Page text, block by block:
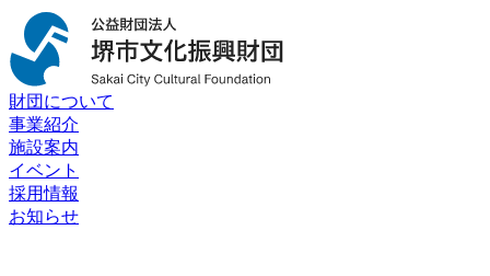
財団について
事業紹介
施設案内
イベント
採用情報
お知らせ